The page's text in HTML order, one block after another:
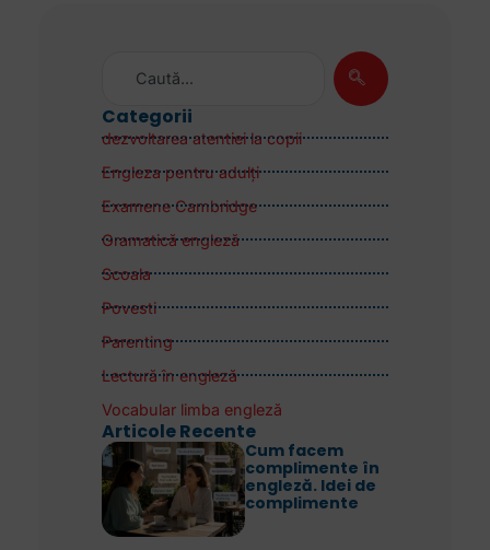
Categorii
dezvoltarea atentiei la copii
Engleza pentru adulţi
Examene Cambridge
Gramatică engleză
Scoala
Povesti
Parenting
Lectură în engleză
Vocabular limba engleză
Articole Recente
Cum facem
complimente în
engleză. Idei de
complimente